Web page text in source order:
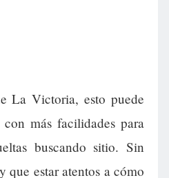
La Victoria, esto puede
más facilidades para
buscando sitio. Sin
que estar atentos a cómo